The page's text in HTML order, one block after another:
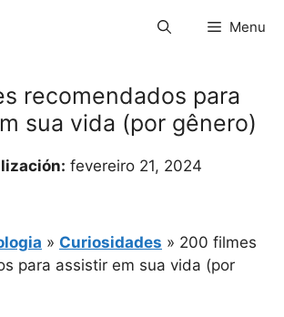
Menu
recomendados para
sua vida (por gênero)
fevereiro 21, 2024
» Curiosidades » 200 filmes
para assistir em sua vida (por